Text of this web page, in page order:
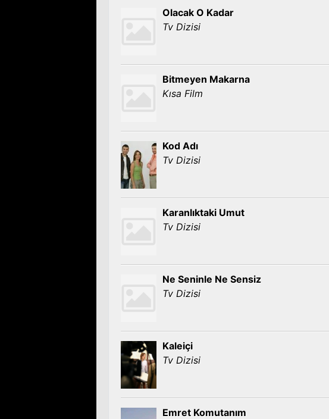
Olacak O Kadar
Tv Dizisi
Bitmeyen Makarna
Kısa Film
Kod Adı
Tv Dizisi
Karanlıktaki Umut
Tv Dizisi
Ne Seninle Ne Sensiz
Tv Dizisi
Kaleiçi
Tv Dizisi
Emret Komutanım